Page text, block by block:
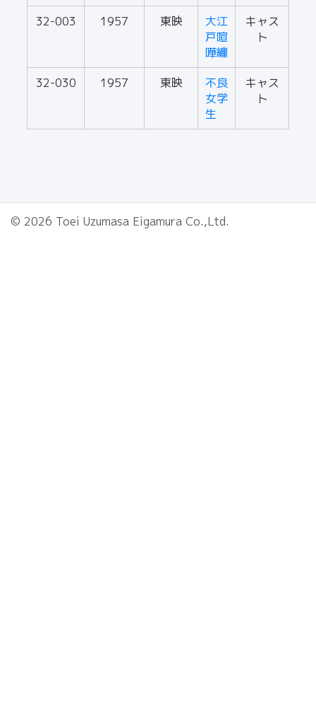
32-003 1957 東映
大江
戸喧
嘩纏
キャス
ト
32-030 1957 東映
不良
女学
生
キャス
ト
© 2026 Toei Uzumasa Eigamura Co.,Ltd.